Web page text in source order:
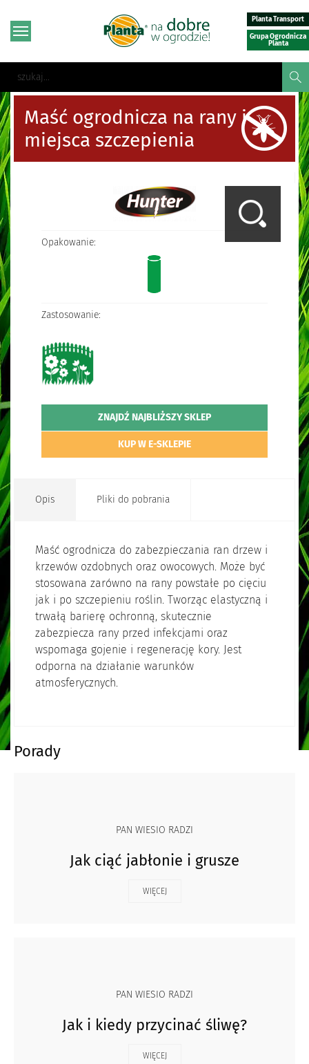
Planta Transport
Grupa Ogrodnicza
Planta
Maść ogrodnicza na rany i
miejsca szczepienia
Opakowanie:
Zastosowanie:
ZNAJDŹ NAJBLIŻSZY SKLEP
KUP W E-SKLEPIE
Opis Pliki do pobrania
Maść ogrodnicza do zabezpieczania ran drzew i
krzewów ozdobnych oraz owocowych. Może być
stosowana zarówno na rany powstałe po cięciu
jak i po szczepieniu roślin. Tworząc elastyczną i
trwałą barierę ochronną, skutecznie
zabezpiecza rany przed infekcjami oraz
wspomaga gojenie i regenerację kory. Jest
odporna na działanie warunków
atmosferycznych.
Porady
PAN WIESIO RADZI
Jak ciąć jabłonie i grusze
WIĘCEJ
PAN WIESIO RADZI
Jak i kiedy przycinać śliwę?
WIĘCEJ